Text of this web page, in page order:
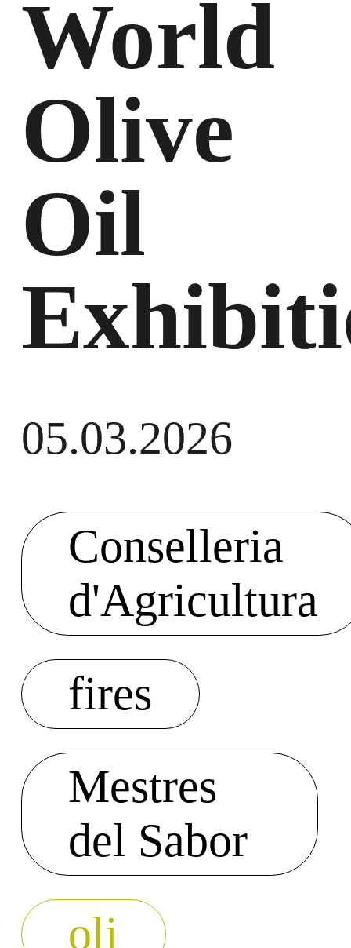
World
Olive
Oil
05.03.2026
Conselleria
d'Agricultura
fires
Mestres
del Sabor
oli